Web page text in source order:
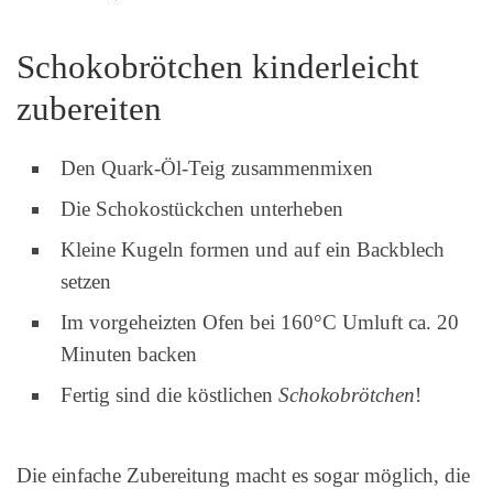
Schokobrötchen kinderleicht
zubereiten
Den Quark-Öl-Teig zusammenmixen
Die Schokostückchen unterheben
Kleine Kugeln formen und auf ein Backblech
setzen
Im vorgeheizten Ofen bei 160°C Umluft ca. 20
Minuten backen
Fertig sind die köstlichen Schokobrötchen!
Die einfache Zubereitung macht es sogar möglich, die